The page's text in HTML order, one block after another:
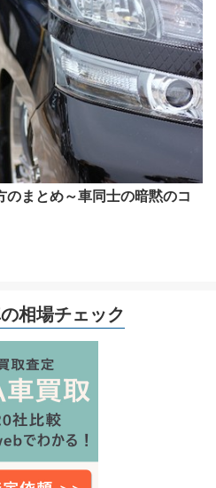
まとめ～車同士の暗黙のコ
相場チェック